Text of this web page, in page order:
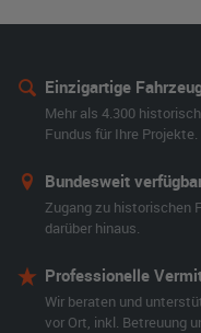
Einzigartige
Mehr als 4.300
Fundus für Ihre Projekte.
Bundesweit
Zugang zu historischen
darüber hinaus.
Professionelle
Wir beraten und
vor Ort, inkl. Betreuung